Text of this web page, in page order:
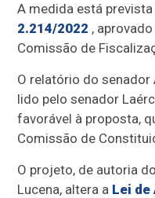
A medida está
2.214/2022 ,
Comissão de
O relatório do senador
lido pelo senador
favorável à proposta,
Comissão de
O projeto, de autoria
Lucena, altera a Lei de